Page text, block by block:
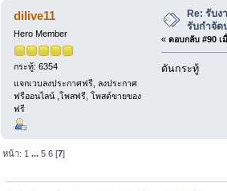
2431 ครั้ง)
dilive11
Hero Member
กระทู้: 6354
แจกเวบลงประกาศฟรี, ลงประกาศ
ฟรีออนไลน์ ,โพสฟรี, โพสต์ขายของ
ฟรี
Re: รับ
รับกำจัด
« ตอบกลับ #90 เ
ดันกระทู้
หน้า: 1 ...5 6 [7]